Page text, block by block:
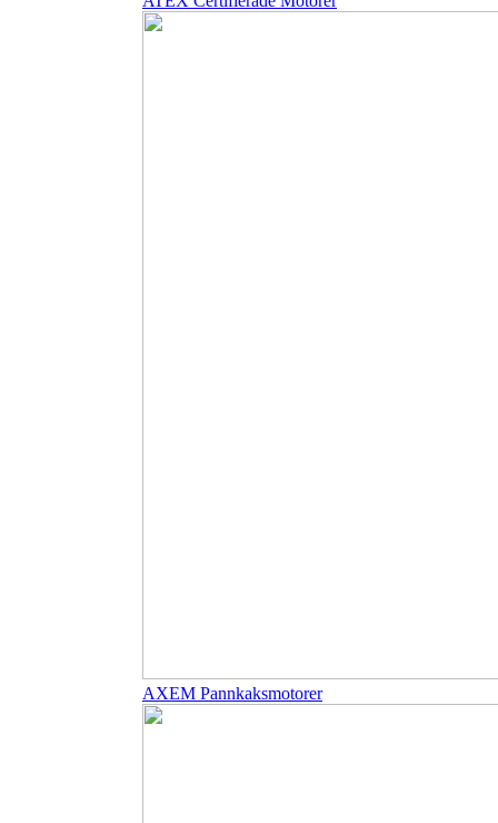
AXEM Pannkaksmotorer